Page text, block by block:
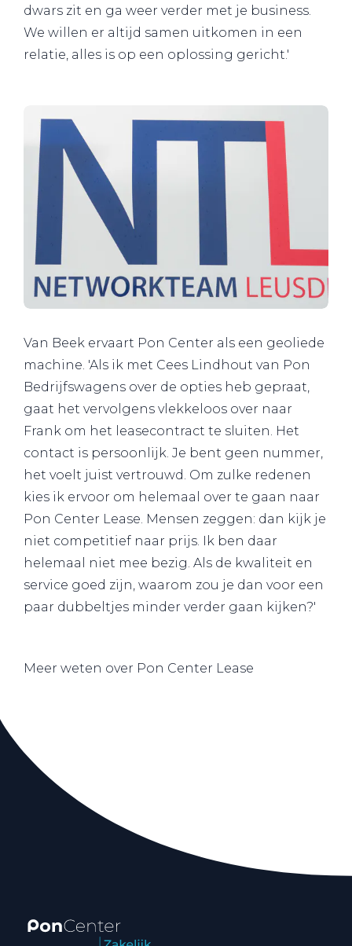
dwars zit en ga weer verder met je business.
We willen er altijd samen uitkomen in een
relatie, alles is op een oplossing gericht.'
Van Beek ervaart Pon Center als een geoliede
machine. 'Als ik met Cees Lindhout van Pon
Bedrijfswagens over de opties heb gepraat,
gaat het vervolgens vlekkeloos over naar
Frank om het leasecontract te sluiten. Het
contact is persoonlijk. Je bent geen nummer,
het voelt juist vertrouwd. Om zulke redenen
kies ik ervoor om helemaal over te gaan naar
Pon Center Lease. Mensen zeggen: dan kijk je
niet competitief naar prijs. Ik ben daar
helemaal niet mee bezig. Als de kwaliteit en
service goed zijn, waarom zou je dan voor een
paar dubbeltjes minder verder gaan kijken?'
Meer weten over Pon Center Lease